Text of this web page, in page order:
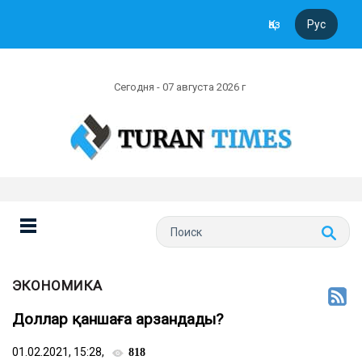
Қаз Рус
Сегодня - 07 августа 2026 г
ЭКОНОМИКА
Доллар қаншаға арзандады?
01.02.2021, 15:28, 818